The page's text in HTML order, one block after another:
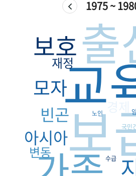
1975 ~
보
교
출
보호
모자
아시아
빈곤
변동
재정
노인
국민
수급